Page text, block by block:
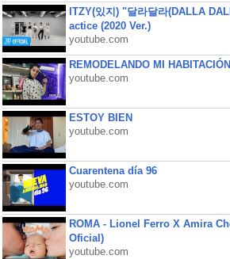
ITZY(있지) "달라달라(DALLA
actice (2020 Ver.)
youtube.com
REMODELANDO MI
youtube.com
ESTOY BIEN
youtube.com
Cuarentena día 96
youtube.com
ROMA - Lionel Ferro X Amira
Oficial)
youtube.com